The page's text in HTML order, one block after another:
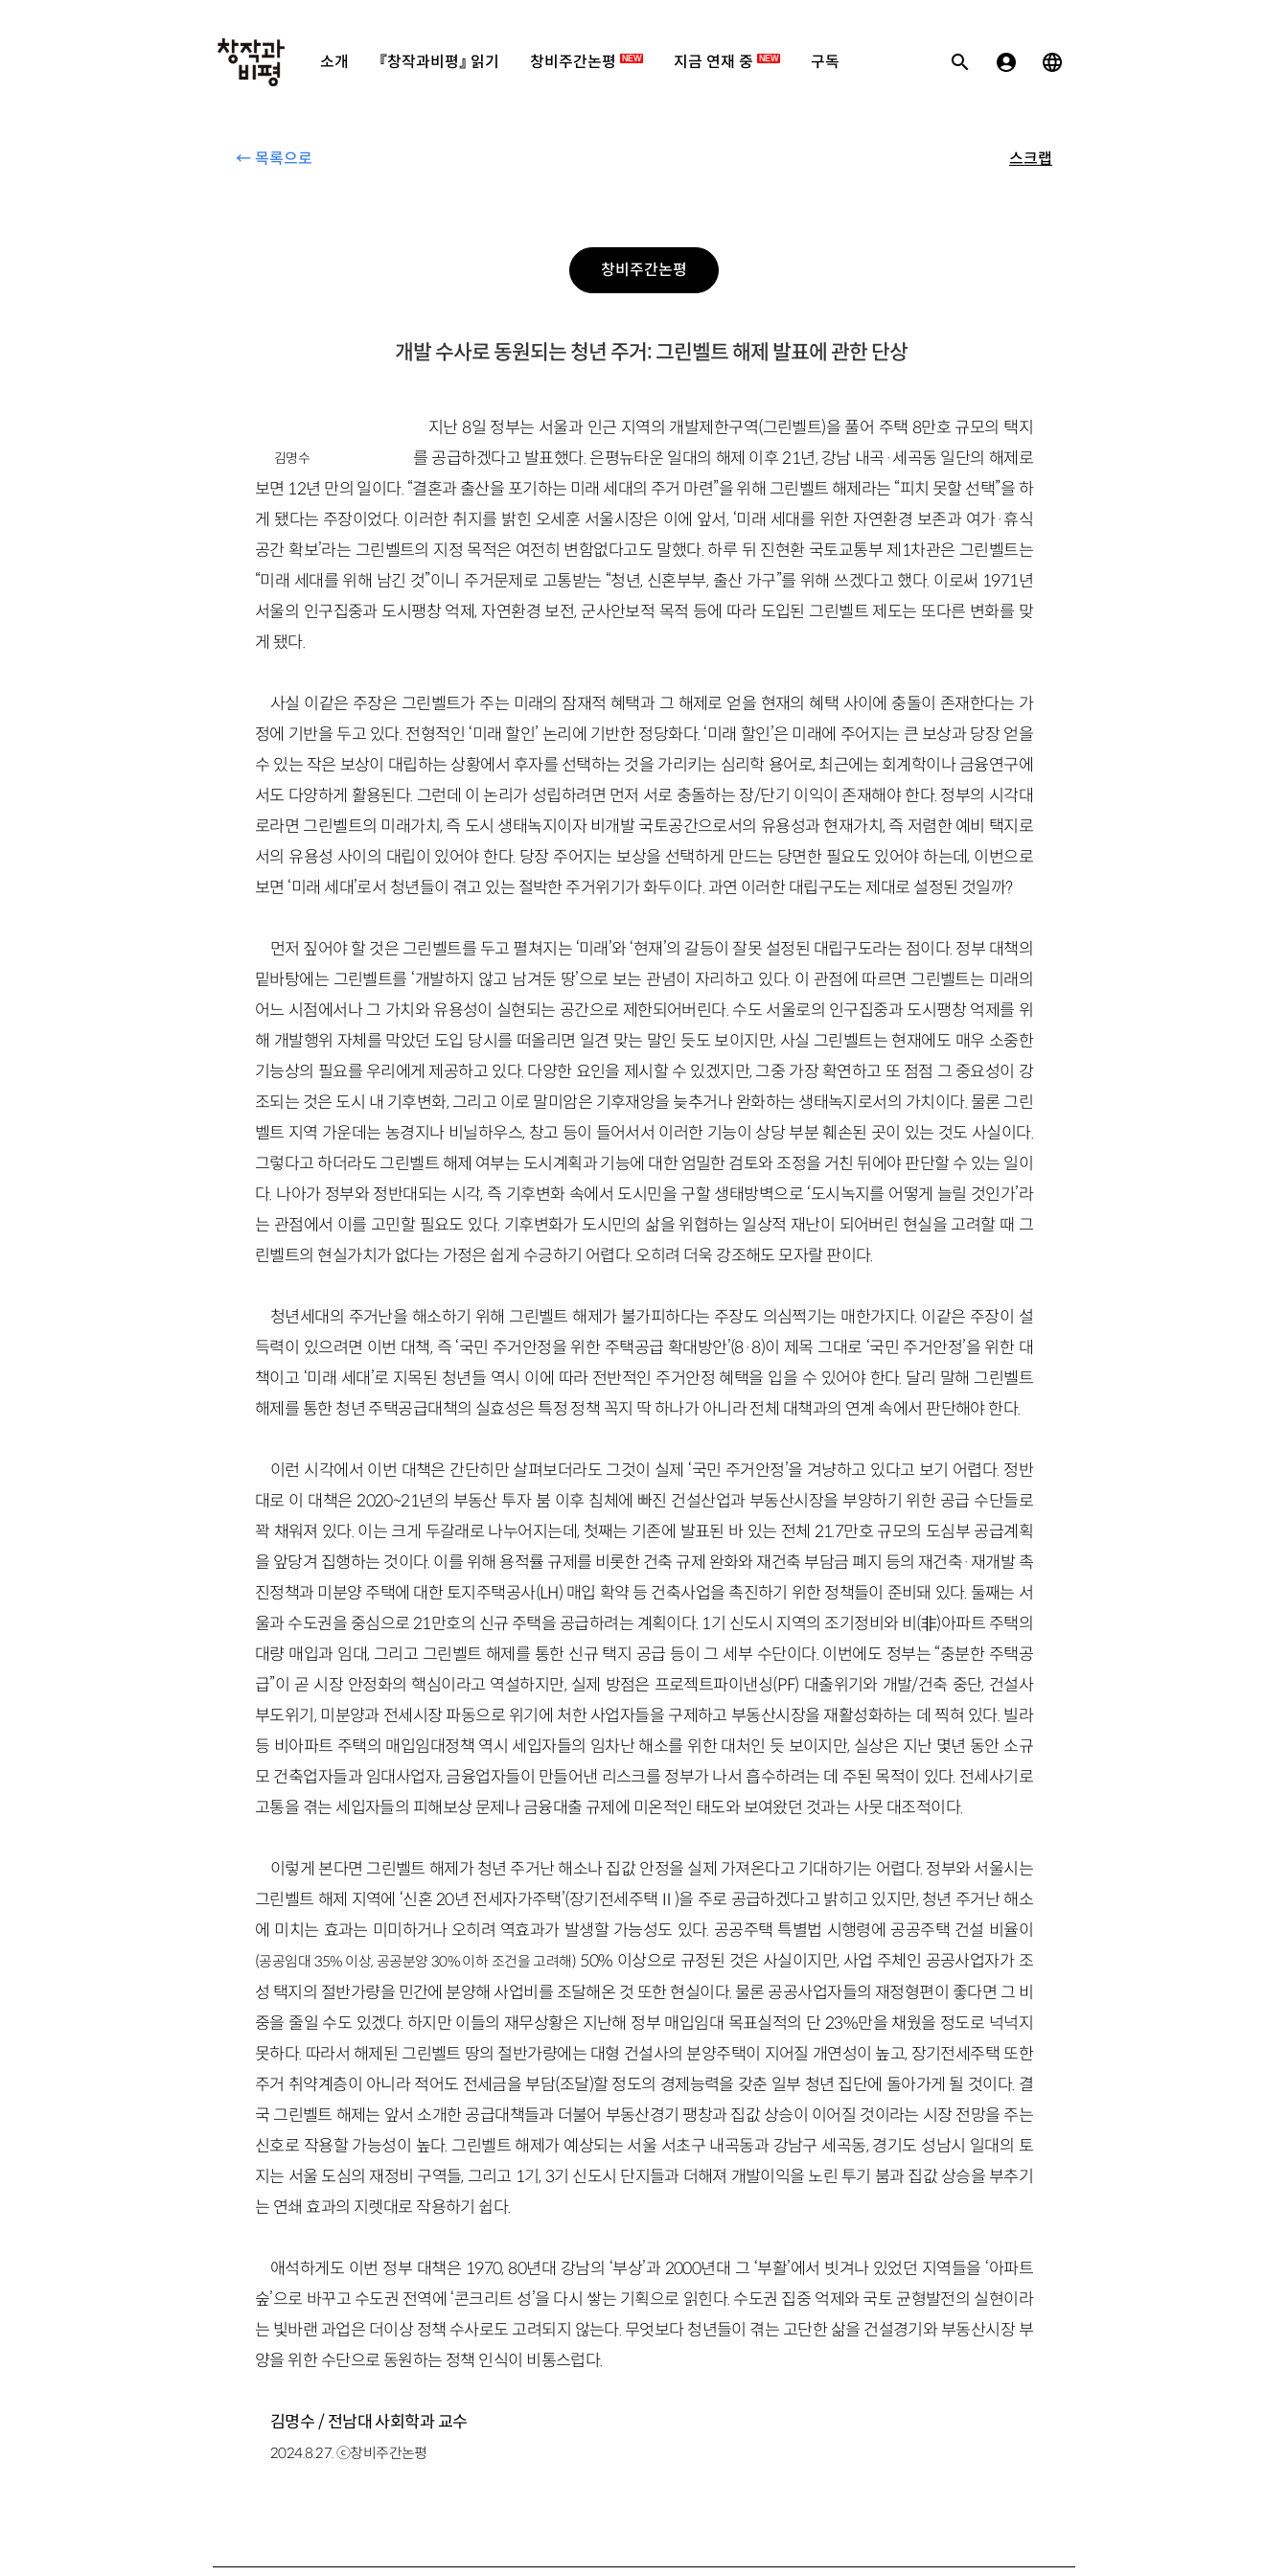
소개 『창작과비평』 읽기 창비주간논평 NEW 지금 연재 중 NEW 구독
← 목록으로 스크랩
창비주간논평
개발 수사로 동원되는 청년 주거: 그린벨트 해제 발표에 관한 단상
김명수
지난 8일 정부는 서울과 인근 지역의 개발제한구역(그린벨트)을 풀어 주택 8만호 규모의 택지
를 공급하겠다고 발표했다. 은평뉴타운 일대의 해제 이후 21년, 강남 내곡·세곡동 일단의 해제로
보면 12년 만의 일이다. “결혼과 출산을 포기하는 미래 세대의 주거 마련”을 위해 그린벨트 해제라는 “피치 못할 선택”을 하
게 됐다는 주장이었다. 이러한 취지를 밝힌 오세훈 서울시장은 이에 앞서, ‘미래 세대를 위한 자연환경 보존과 여가·휴식
공간 확보’라는 그린벨트의 지정 목적은 여전히 변함없다고도 말했다. 하루 뒤 진현환 국토교통부 제1차관은 그린벨트는
“미래 세대를 위해 남긴 것”이니 주거문제로 고통받는 “청년, 신혼부부, 출산 가구”를 위해 쓰겠다고 했다. 이로써 1971년
서울의 인구집중과 도시팽창 억제, 자연환경 보전, 군사안보적 목적 등에 따라 도입된 그린벨트 제도는 또다른 변화를 맞
게 됐다.
사실 이같은 주장은 그린벨트가 주는 미래의 잠재적 혜택과 그 해제로 얻을 현재의 혜택 사이에 충돌이 존재한다는 가
정에 기반을 두고 있다. 전형적인 ‘미래 할인’ 논리에 기반한 정당화다. ‘미래 할인’은 미래에 주어지는 큰 보상과 당장 얻을
수 있는 작은 보상이 대립하는 상황에서 후자를 선택하는 것을 가리키는 심리학 용어로, 최근에는 회계학이나 금융연구에
서도 다양하게 활용된다. 그런데 이 논리가 성립하려면 먼저 서로 충돌하는 장/단기 이익이 존재해야 한다. 정부의 시각대
로라면 그린벨트의 미래가치, 즉 도시 생태녹지이자 비개발 국토공간으로서의 유용성과 현재가치, 즉 저렴한 예비 택지로
서의 유용성 사이의 대립이 있어야 한다. 당장 주어지는 보상을 선택하게 만드는 당면한 필요도 있어야 하는데, 이번으로
보면 ‘미래 세대’로서 청년들이 겪고 있는 절박한 주거위기가 화두이다. 과연 이러한 대립구도는 제대로 설정된 것일까?
먼저 짚어야 할 것은 그린벨트를 두고 펼쳐지는 ‘미래’와 ‘현재’의 갈등이 잘못 설정된 대립구도라는 점이다. 정부 대책의
밑바탕에는 그린벨트를 ‘개발하지 않고 남겨둔 땅’으로 보는 관념이 자리하고 있다. 이 관점에 따르면 그린벨트는 미래의
어느 시점에서나 그 가치와 유용성이 실현되는 공간으로 제한되어버린다. 수도 서울로의 인구집중과 도시팽창 억제를 위
해 개발행위 자체를 막았던 도입 당시를 떠올리면 일견 맞는 말인 듯도 보이지만, 사실 그린벨트는 현재에도 매우 소중한
기능상의 필요를 우리에게 제공하고 있다. 다양한 요인을 제시할 수 있겠지만, 그중 가장 확연하고 또 점점 그 중요성이 강
조되는 것은 도시 내 기후변화, 그리고 이로 말미암은 기후재앙을 늦추거나 완화하는 생태녹지로서의 가치이다. 물론 그린
벨트 지역 가운데는 농경지나 비닐하우스, 창고 등이 들어서서 이러한 기능이 상당 부분 훼손된 곳이 있는 것도 사실이다.
그렇다고 하더라도 그린벨트 해제 여부는 도시계획과 기능에 대한 엄밀한 검토와 조정을 거친 뒤에야 판단할 수 있는 일이
다. 나아가 정부와 정반대되는 시각, 즉 기후변화 속에서 도시민을 구할 생태방벽으로 ‘도시녹지를 어떻게 늘릴 것인가’라
는 관점에서 이를 고민할 필요도 있다. 기후변화가 도시민의 삶을 위협하는 일상적 재난이 되어버린 현실을 고려할 때 그
린벨트의 현실가치가 없다는 가정은 쉽게 수긍하기 어렵다. 오히려 더욱 강조해도 모자랄 판이다.
청년세대의 주거난을 해소하기 위해 그린벨트 해제가 불가피하다는 주장도 의심쩍기는 매한가지다. 이같은 주장이 설
득력이 있으려면 이번 대책, 즉 ‘국민 주거안정을 위한 주택공급 확대방안’(8·8)이 제목 그대로 ‘국민 주거안정’을 위한 대
책이고 ‘미래 세대’로 지목된 청년들 역시 이에 따라 전반적인 주거안정 혜택을 입을 수 있어야 한다. 달리 말해 그린벨트
해제를 통한 청년 주택공급대책의 실효성은 특정 정책 꼭지 딱 하나가 아니라 전체 대책과의 연계 속에서 판단해야 한다.
이런 시각에서 이번 대책은 간단히만 살펴보더라도 그것이 실제 ‘국민 주거안정’을 겨냥하고 있다고 보기 어렵다. 정반
대로 이 대책은 2020~21년의 부동산 투자 붐 이후 침체에 빠진 건설산업과 부동산시장을 부양하기 위한 공급 수단들로
꽉 채워져 있다. 이는 크게 두갈래로 나누어지는데, 첫째는 기존에 발표된 바 있는 전체 21.7만호 규모의 도심부 공급계획
을 앞당겨 집행하는 것이다. 이를 위해 용적률 규제를 비롯한 건축 규제 완화와 재건축 부담금 폐지 등의 재건축·재개발 촉
진정책과 미분양 주택에 대한 토지주택공사(LH) 매입 확약 등 건축사업을 촉진하기 위한 정책들이 준비돼 있다. 둘째는 서
울과 수도권을 중심으로 21만호의 신규 주택을 공급하려는 계획이다. 1기 신도시 지역의 조기정비와 비(非)아파트 주택의
대량 매입과 임대, 그리고 그린벨트 해제를 통한 신규 택지 공급 등이 그 세부 수단이다. 이번에도 정부는 “충분한 주택공
급”이 곧 시장 안정화의 핵심이라고 역설하지만, 실제 방점은 프로젝트파이낸싱(PF) 대출위기와 개발/건축 중단, 건설사
부도위기, 미분양과 전세시장 파동으로 위기에 처한 사업자들을 구제하고 부동산시장을 재활성화하는 데 찍혀 있다. 빌라
등 비아파트 주택의 매입임대정책 역시 세입자들의 임차난 해소를 위한 대처인 듯 보이지만, 실상은 지난 몇년 동안 소규
모 건축업자들과 임대사업자, 금융업자들이 만들어낸 리스크를 정부가 나서 흡수하려는 데 주된 목적이 있다. 전세사기로
고통을 겪는 세입자들의 피해보상 문제나 금융대출 규제에 미온적인 태도와 보여왔던 것과는 사뭇 대조적이다.
이렇게 본다면 그린벨트 해제가 청년 주거난 해소나 집값 안정을 실제 가져온다고 기대하기는 어렵다. 정부와 서울시는
그린벨트 해제 지역에 ‘신혼 20년 전세자가주택’(장기전세주택Ⅱ)을 주로 공급하겠다고 밝히고 있지만, 청년 주거난 해소
에 미치는 효과는 미미하거나 오히려 역효과가 발생할 가능성도 있다. 공공주택 특별법 시행령에 공공주택 건설 비율이
(공공임대 35% 이상, 공공분양 30% 이하 조건을 고려해) 50% 이상으로 규정된 것은 사실이지만, 사업 주체인 공공사업자가 조
성 택지의 절반가량을 민간에 분양해 사업비를 조달해온 것 또한 현실이다. 물론 공공사업자들의 재정형편이 좋다면 그 비
중을 줄일 수도 있겠다. 하지만 이들의 재무상황은 지난해 정부 매입임대 목표실적의 단 23%만을 채웠을 정도로 넉넉지
못하다. 따라서 해제된 그린벨트 땅의 절반가량에는 대형 건설사의 분양주택이 지어질 개연성이 높고, 장기전세주택 또한
주거 취약계층이 아니라 적어도 전세금을 부담(조달)할 정도의 경제능력을 갖춘 일부 청년 집단에 돌아가게 될 것이다. 결
국 그린벨트 해제는 앞서 소개한 공급대책들과 더불어 부동산경기 팽창과 집값 상승이 이어질 것이라는 시장 전망을 주는
신호로 작용할 가능성이 높다. 그린벨트 해제가 예상되는 서울 서초구 내곡동과 강남구 세곡동, 경기도 성남시 일대의 토
지는 서울 도심의 재정비 구역들, 그리고 1기, 3기 신도시 단지들과 더해져 개발이익을 노린 투기 붐과 집값 상승을 부추기
는 연쇄 효과의 지렛대로 작용하기 쉽다.
애석하게도 이번 정부 대책은 1970, 80년대 강남의 ‘부상’과 2000년대 그 ‘부활’에서 빗겨나 있었던 지역들을 ‘아파트
숲’으로 바꾸고 수도권 전역에 ‘콘크리트 성’을 다시 쌓는 기획으로 읽힌다. 수도권 집중 억제와 국토 균형발전의 실현이라
는 빛바랜 과업은 더이상 정책 수사로도 고려되지 않는다. 무엇보다 청년들이 겪는 고단한 삶을 건설경기와 부동산시장 부
양을 위한 수단으로 동원하는 정책 인식이 비통스럽다.
김명수 / 전남대 사회학과 교수
2024.8.27. ⓒ창비주간논평